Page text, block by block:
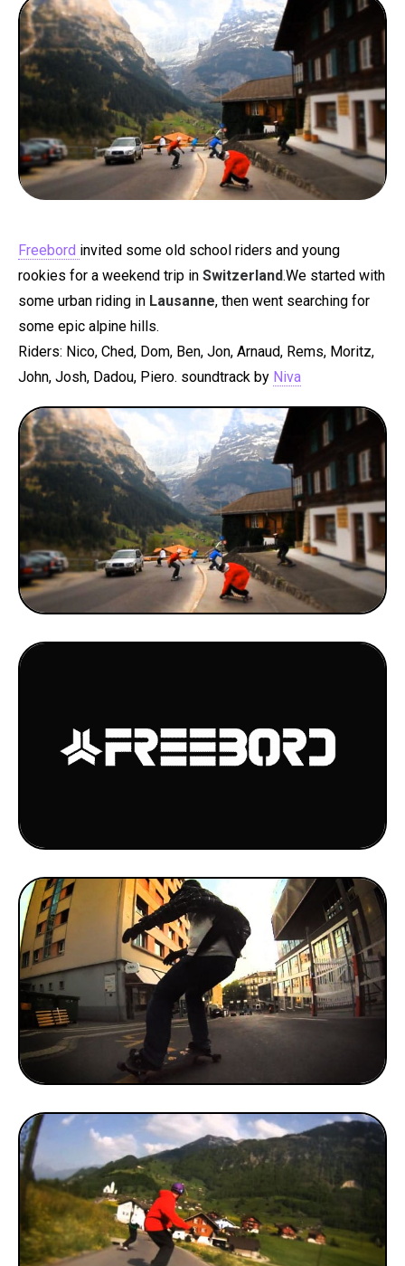
PEOPLE
FOOD
BONS PLANS
SOUTENEZ KULTT
Freebord invited some old school riders and young
rookies for a weekend trip in Switzerland.We started with
some urban riding in Lausanne, then went searching for
some epic alpine hills.
Riders: Nico, Ched, Dom, Ben, Jon, Arnaud, Rems, Moritz,
John, Josh, Dadou, Piero. soundtrack by Niva